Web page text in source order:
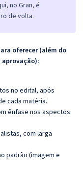
no Gran, é
de volta.
oferecer (além do
aprovação):
no edital, após
cada matéria.
ênfase nos aspectos
com larga
padrão (imagem e